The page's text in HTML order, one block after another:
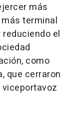
más
terminal
el
como
que cerraron
viceportavoz